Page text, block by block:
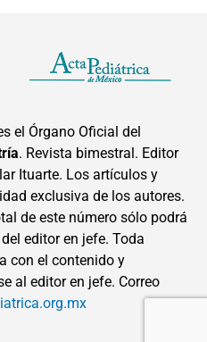
el Órgano Oficial del
. Revista bimestral. Editor
Ituarte. Los artículos y
exclusiva de los autores.
de este número sólo podrá
editor en jefe. Toda
con el contenido y
al editor en jefe. Correo